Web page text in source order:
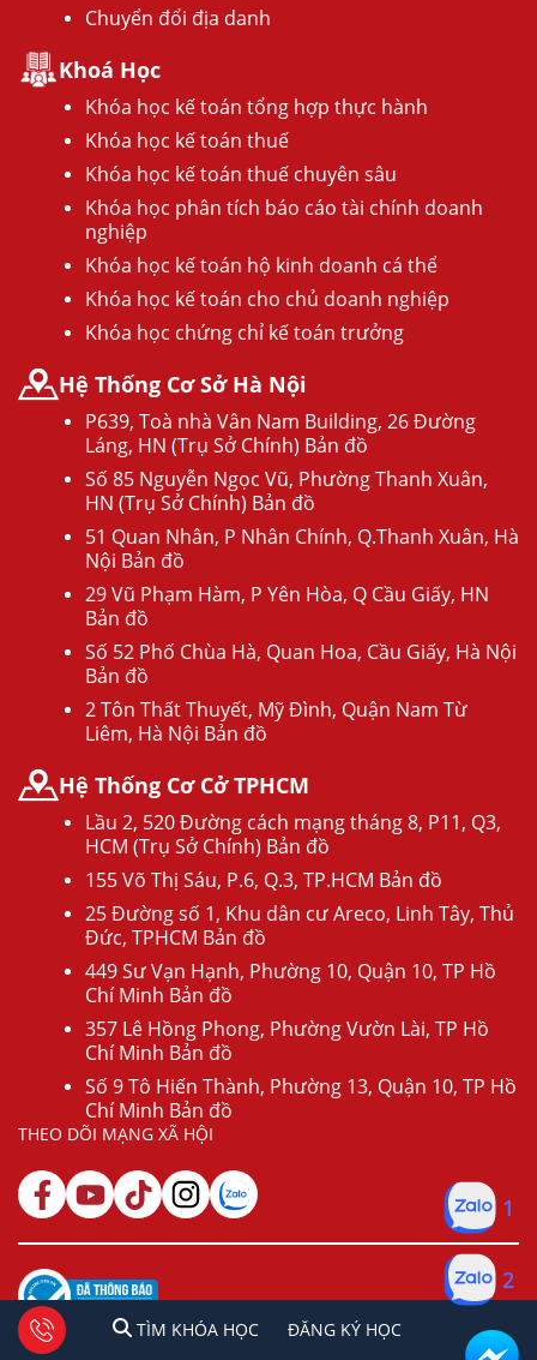
Chuyển đổi địa danh
Khoá Học
Khóa học kế toán tổng hợp thực hành
Khóa học kế toán thuế
Khóa học kế toán thuế chuyên sâu
Khóa học phân tích báo cáo tài chính doanh
nghiệp
Khóa học kế toán hộ kinh doanh cá thể
Khóa học kế toán cho chủ doanh nghiệp
Khóa học chứng chỉ kế toán trưởng
Hệ Thống Cơ Sở Hà Nội
P639, Toà nhà Vân Nam Building, 26 Đường
Láng, HN (Trụ Sở Chính) Bản đồ
Số 85 Nguyễn Ngọc Vũ, Phường Thanh Xuân,
HN (Trụ Sở Chính) Bản đồ
51 Quan Nhân, P Nhân Chính, Q.Thanh Xuân, Hà
Nội Bản đồ
29 Vũ Phạm Hàm, P Yên Hòa, Q Cầu Giấy, HN
Bản đồ
Số 52 Phố Chùa Hà, Quan Hoa, Cầu Giấy, Hà Nội
Bản đồ
2 Tôn Thất Thuyết, Mỹ Đình, Quận Nam Từ
Liêm, Hà Nội Bản đồ
Hệ Thống Cơ Cở TPHCM
Lầu 2, 520 Đường cách mạng tháng 8, P11, Q3,
HCM (Trụ Sở Chính) Bản đồ
155 Võ Thị Sáu, P.6, Q.3, TP.HCM Bản đồ
25 Đường số 1, Khu dân cư Areco, Linh Tây, Thủ
Đức, TPHCM Bản đồ
449 Sư Vạn Hạnh, Phường 10, Quận 10, TP Hồ
Chí Minh Bản đồ
357 Lê Hồng Phong, Phường Vườn Lài, TP Hồ
Chí Minh Bản đồ
Số 9 Tô Hiến Thành, Phường 13, Quận 10, TP Hồ
Chí Minh Bản đồ
THEO DÕI MẠNG XÃ HỘI
TÌM KHÓA HỌC ĐĂNG KÍ HỌC
1 2 Tư vấn facebook
TÌM KHÓA HỌC ĐĂNG KÝ HỌC
1
2